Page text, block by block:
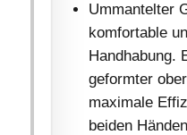
Ummantelter
komfortable
Handhabung.
geformter
maximale
beiden